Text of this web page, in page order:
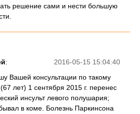
решение сами и нести большую
2016-05-15 15:04:40
:
Вашей консультации по такому
лет) 1 сентября 2015 г. перенес
инсульт левого полушария;
в коме. Болезнь Паркинсона